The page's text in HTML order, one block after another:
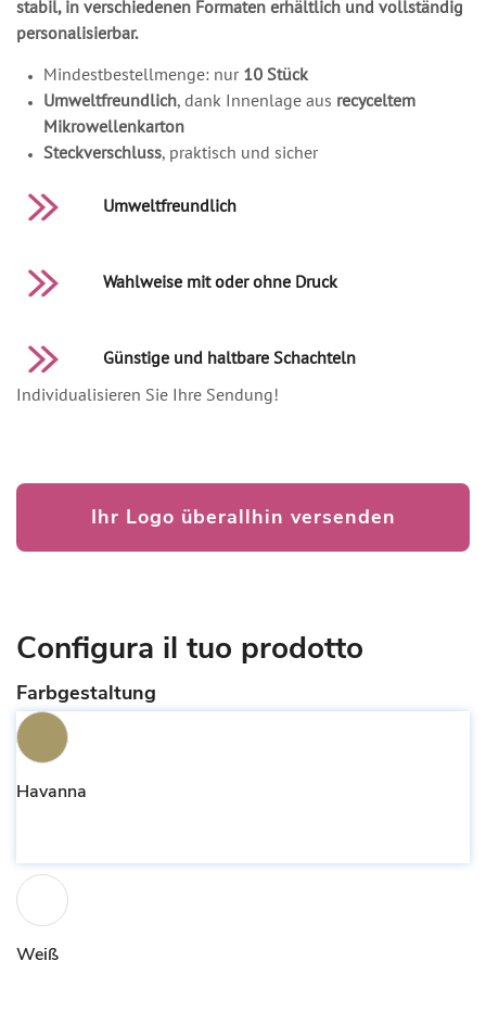
stabil, in verschiedenen Formaten erhältlich und vollständig
personalisierbar.
Mindestbestellmenge: nur 10 Stück
Umweltfreundlich, dank Innenlage aus recyceltem
Mikrowellenkarton
Steckverschluss, praktisch und sicher
Umweltfreundlich
Wahlweise mit oder ohne Druck
Günstige und haltbare Schachteln
Individualisieren Sie Ihre Sendung!
Ihr Logo überallhin versenden
Configura il tuo prodotto
Farbgestaltung
Havanna
Weiß